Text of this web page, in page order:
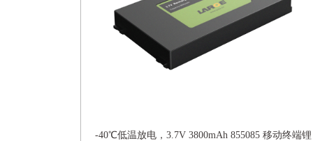
-40℃低温放电，3.7V 3800mAh 855085 移动终端锂